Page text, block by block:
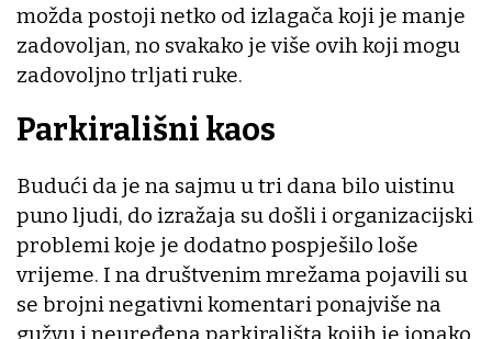
možda postoji netko od izlagača koji je manje
zadovoljan, no svakako je više ovih koji mogu
zadovoljno trljati ruke.
Parkirališni kaos
Budući da je na sajmu u tri dana bilo uistinu
puno ljudi, do izražaja su došli i organizacijski
problemi koje je dodatno pospješilo loše
vrijeme. I na društvenim mrežama pojavili su
se brojni negativni komentari ponajviše na
gužvu i neuređena parkirališta kojih je ionako